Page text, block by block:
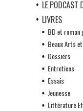
LE PODCAST
LIVRES
BD et roman
Beaux Arts
Dossiers
Entretiens
Essais
Jeunesse
Littérature